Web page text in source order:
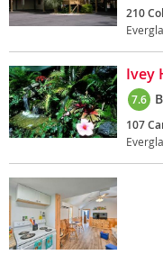
210
Ivey
7.6
107